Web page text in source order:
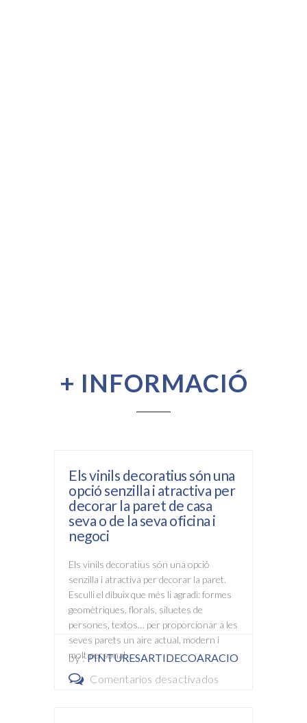
+ INFORMACIÓ
Els vinils decoratius són una
opció senzilla i atractiva per
decorar la paret de casa
seva o de la seva oficina i
negoci
Els vinils decoratius són una opció
senzilla i atractiva per decorar la paret.
Esculli el dibuix que més li agradi: formes
geomètriques, florals, siluetes de
persones, textos… per proporcionar a les
seves parets un aire actual, modern i
molt personal.
by :PINTURESARTIDECOARACIO
Comentarios desactivados
en